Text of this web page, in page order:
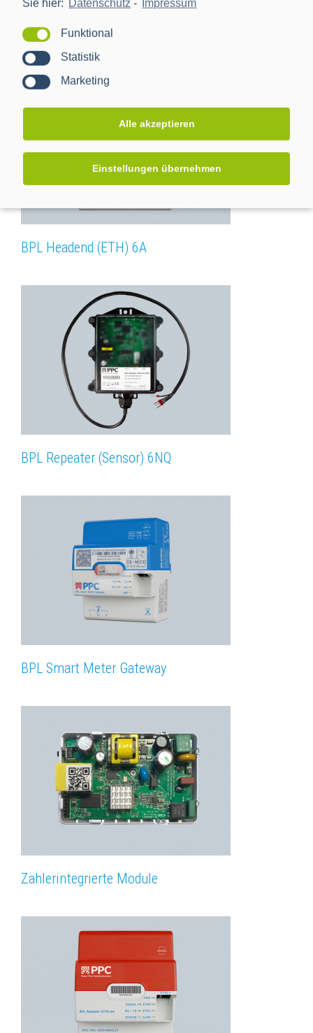
Sie hier: Datenschutz - Impressum
Funktional
Statistik
Marketing
Alle akzeptieren
Einstellungen übernehmen
BPL Headend (LTE) 6R
BPL Headend (ETH) 6A
BPL Repeater (Sensor) 6NQ
BPL Smart Meter Gateway
Zählerintegrierte Module